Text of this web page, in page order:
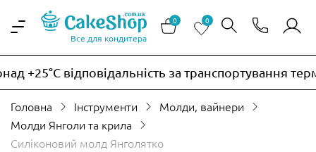
Все для кондитера
0 0
+25°C відповідальність за транспортування
Головна Інструменти
Молди, вайнери
Молди Янголи та крила
Силіконовий молд Янголятко